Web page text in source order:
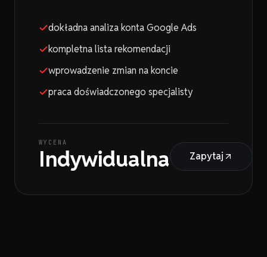
dokładna analiza konta Google Ads
kompletna lista rekomendacji
wprowadzenie zmian na koncie
praca doświadczonego specjalisty
WYCENA
Indywidualna Zapytaj